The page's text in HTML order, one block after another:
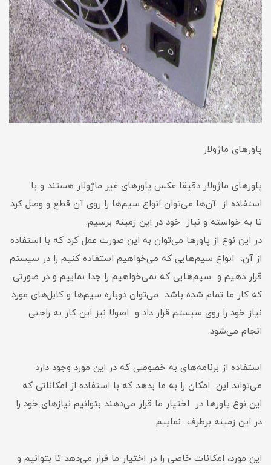
پاورهای ماژولار
پاورهای ماژولار دقیقا عکس پاورهای غیر ماژولار هستند و با
استفاده از آن‌ها می‌توان انواع سیم‌ها را روی آن قطع و وصل کرد
تا به خواسته و نیاز خود در این زمینه برسیم.
در این نوع از پاورها می‌توان به این صورت عمل کرد که با استفاده
از آن، انواع سیم‌هایی که می‌خواهیم استفاده کنیم را در سیستم
قرار دهیم و سیم‌هایی که نمی‌خواهیم را جدا نماییم و در صورتی
که کار ما تمام شده باشد می‌توان دوباره سیم‌ها و کابل‌های مورد
نیاز خود را روی سیستم قرار داد و اصولا نیز این کار به راحتی
انجام می‌شود.
استفاده از برنامه‌های به خصوصی که در این مورد وجود دارد
می‌تواند این امکان را به ما بدهد که با استفاده از امکاناتی که
این نوع پاورها در اختیار ما قرار می‌دهند بتوانیم نیاز‌های خود را
در این زمینه برطرف نماییم.
این مورد، امکانات خاصی را در اختیار ما قرار می‌دهد تا بتوانیم و